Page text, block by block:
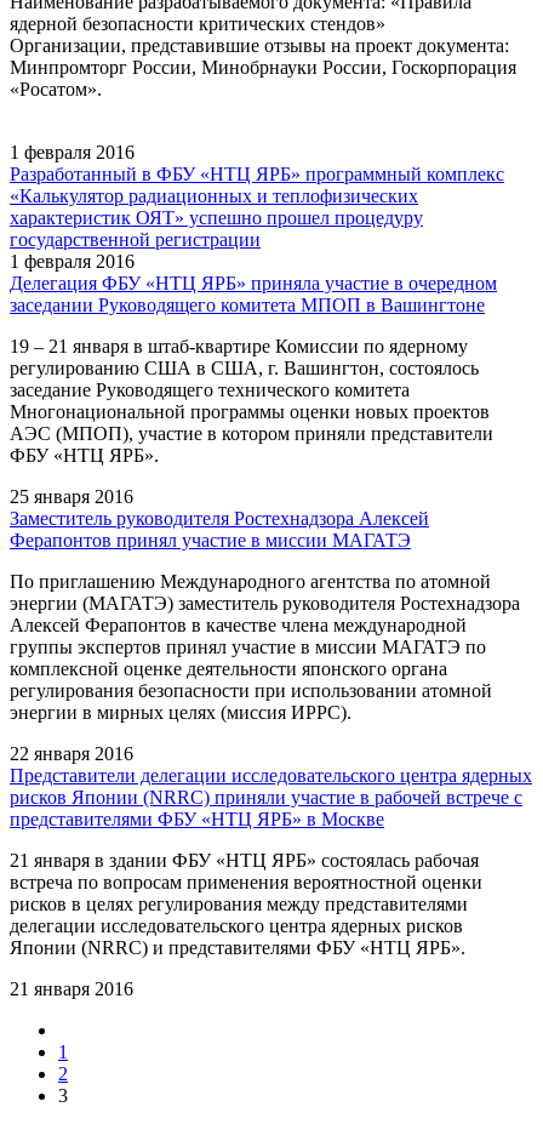
ядерной безопасности критических стендов»
Организации, представившие отзывы на проект документа:
Минпромторг России, Минобрнауки России, Госкорпорация
«Росатом».
1 февраля 2016
Разработанный в ФБУ «НТЦ ЯРБ» программный комплекс
«Калькулятор радиационных и теплофизических
характеристик ОЯТ» успешно прошел процедуру
государственной регистрации
1 февраля 2016
Делегация ФБУ «НТЦ ЯРБ» приняла участие в очередном
заседании Руководящего комитета МПОП в Вашингтоне
19 – 21 января в штаб-квартире Комиссии по ядерному
регулированию США в США, г. Вашингтон, состоялось
заседание Руководящего технического комитета
Многонациональной программы оценки новых проектов
АЭС (МПОП), участие в котором приняли представители
ФБУ «НТЦ ЯРБ».
25 января 2016
Заместитель руководителя Ростехнадзора Алексей
Ферапонтов принял участие в миссии МАГАТЭ
По приглашению Международного агентства по атомной
энергии (МАГАТЭ) заместитель руководителя Ростехнадзора
Алексей Ферапонтов в качестве члена международной
группы экспертов принял участие в миссии МАГАТЭ по
комплексной оценке деятельности японского органа
регулирования безопасности при использовании атомной
энергии в мирных целях (миссия ИРРС).
22 января 2016
Представители делегации исследовательского центра ядерных
рисков Японии (NRRC) приняли участие в рабочей встрече с
представителями ФБУ «НТЦ ЯРБ» в Москве
21 января в здании ФБУ «НТЦ ЯРБ» состоялась рабочая
встреча по вопросам применения вероятностной оценки
рисков в целях регулирования между представителями
делегации исследовательского центра ядерных рисков
Японии (NRRC) и представителями ФБУ «НТЦ ЯРБ».
21 января 2016
1
2
3